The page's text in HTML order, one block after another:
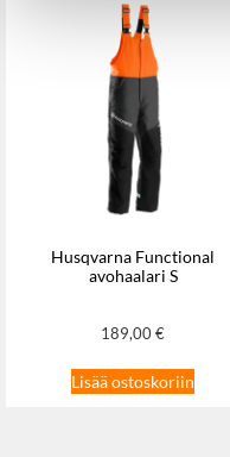
Husqvarna Functional
avohaalari S
189,00€
Lisää ostoskoriin